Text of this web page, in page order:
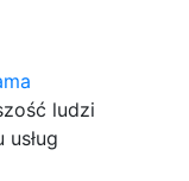
ludzi